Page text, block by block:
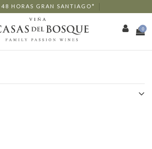
48 HORAS GRAN SANTIAGO*
0